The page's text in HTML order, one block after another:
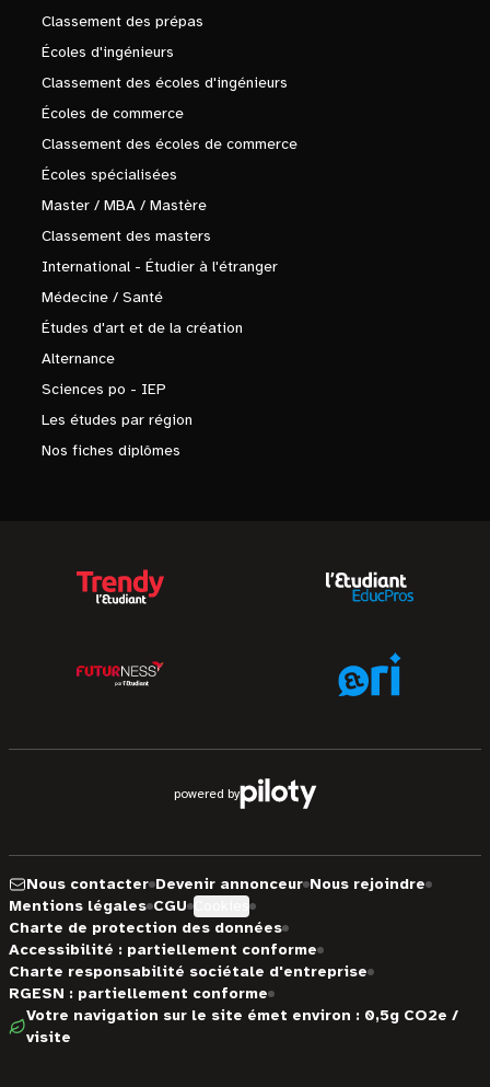
Classement des prépas
Écoles d'ingénieurs
Classement des écoles d'ingénieurs
Écoles de commerce
Classement des écoles de commerce
Écoles spécialisées
Master / MBA / Mastère
Classement des masters
International - Étudier à l'étranger
Médecine / Santé
Études d'art et de la création
Alternance
Sciences po - IEP
Les études par région
Nos fiches diplômes
powered by
Nous contacter Devenir annonceur Nous rejoindre
Mentions légales CGU
Charte de protection des données
Accessibilité : partiellement conforme
Charte responsabilité sociétale d'entreprise
RGESN : partiellement conforme
Votre navigation sur le site émet environ : 0,5g CO2e /
visite